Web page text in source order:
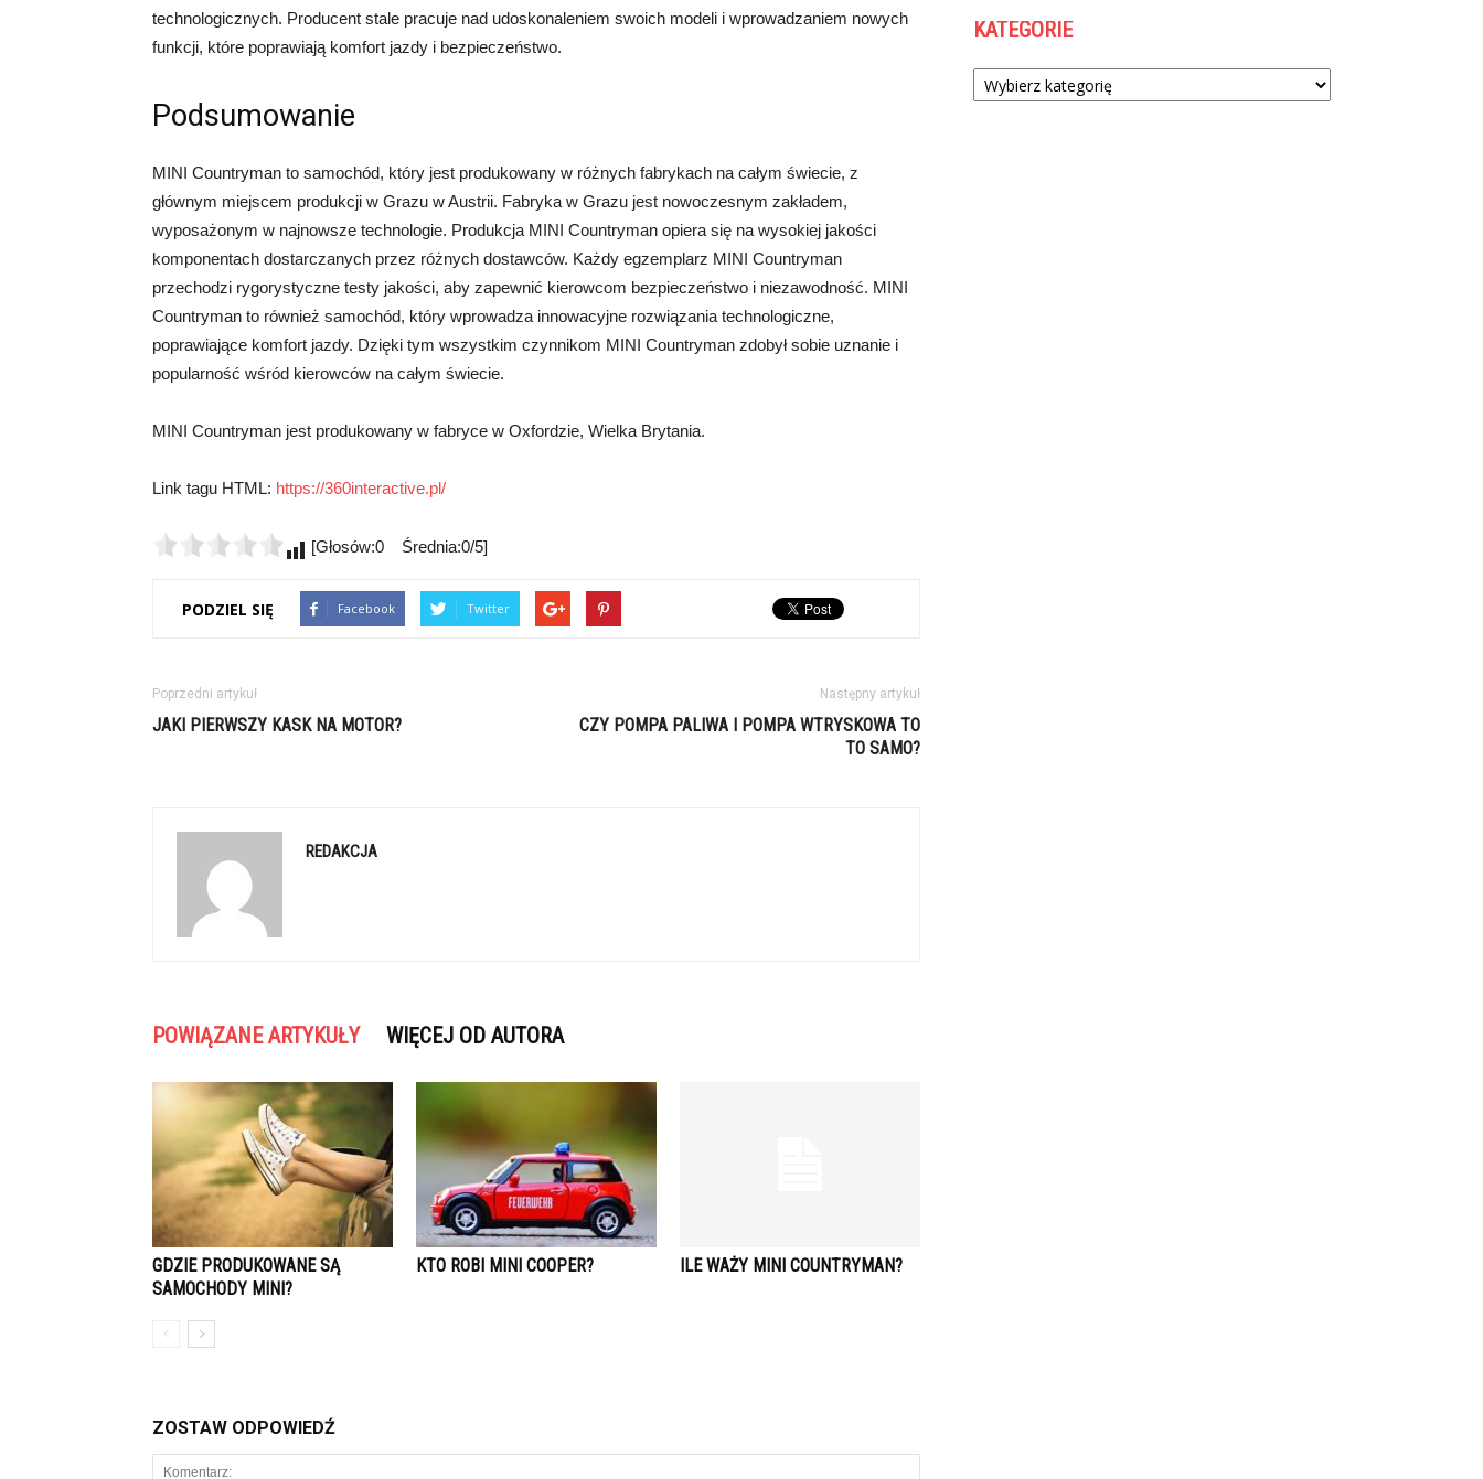
technologicznych. Producent stale pracuje nad udoskonaleniem swoich modeli i wprowadzaniem nowych
funkcji, które poprawiają komfort jazdy i bezpieczeństwo.
Podsumowanie
MINI Countryman to samochód, który jest produkowany w różnych fabrykach na całym świecie, z
głównym miejscem produkcji w Grazu w Austrii. Fabryka w Grazu jest nowoczesnym zakładem,
wyposażonym w najnowsze technologie. Produkcja MINI Countryman opiera się na wysokiej jakości
komponentach dostarczanych przez różnych dostawców. Każdy egzemplarz MINI Countryman
przechodzi rygorystyczne testy jakości, aby zapewnić kierowcom bezpieczeństwo i niezawodność. MINI
Countryman to również samochód, który wprowadza innowacyjne rozwiązania technologiczne,
poprawiające komfort jazdy. Dzięki tym wszystkim czynnikom MINI Countryman zdobył sobie uznanie i
popularność wśród kierowców na całym świecie.
MINI Countryman jest produkowany w fabryce w Oxfordzie, Wielka Brytania.
Link tagu HTML: https://360interactive.pl/
[Głosów:0 Średnia:0/5]
PODZIEL SIĘ Facebook Twitter
Poprzedni artykuł
JAKI PIERWSZY KASK NA MOTOR?
Następny artykuł
CZY POMPA PALIWA I POMPA WTRYSKOWA TO
TO SAMO?
REDAKCJA
POWIĄZANE ARTYKUŁY WIĘCEJ OD AUTORA
GDZIE PRODUKOWANE SĄ
SAMOCHODY MINI?
KTO ROBI MINI COOPER? ILE WAŻY MINI COUNTRYMAN?
ZOSTAW ODPOWIEDŹ
KATEGORIE
Kategorie